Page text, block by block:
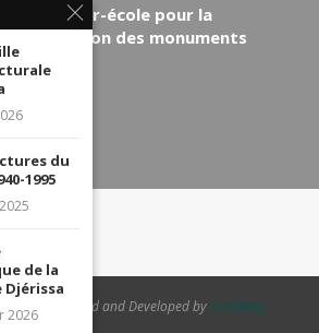
Un chantier-école pour la
restauration des monuments
3 août 2026
Designed and Developed byArchiMag
du
1995
de la
Djérissa
2026